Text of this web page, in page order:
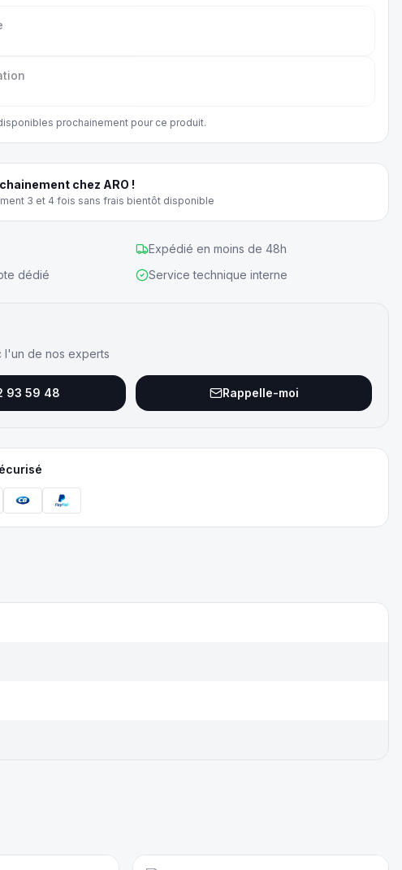
prochainement pour ce produit.
chez ARO !
3 et 4 fois sans frais bientôt disponible
Expédié en moins de 48h
dédié
Service technique interne
l'un de nos experts
93 59 48 Rappelle-moi